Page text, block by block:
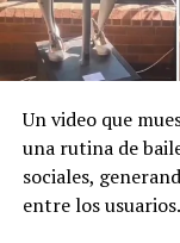
Un video que
una rutina de
sociales,
entre los usuarios.